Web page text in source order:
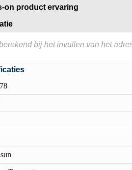
on product ervaring
bij het invullen van het